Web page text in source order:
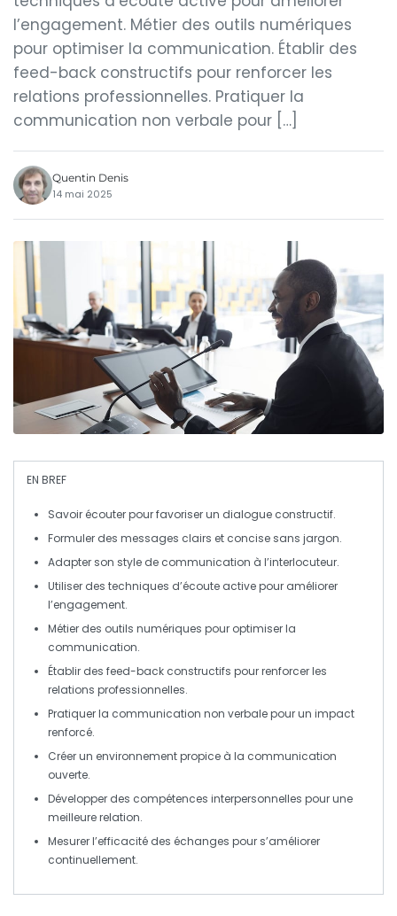
l’engagement. Métier des outils numériques
pour optimiser la communication. Établir des
feed-back constructifs pour renforcer les
relations professionnelles. Pratiquer la
communication non verbale pour […]
Quentin Denis
14 mai 2025
EN BREF
Savoir écouterpour favoriser un dialogue constructif.
Formuler des messages clairs et concise sans jargon.
Adapter son style de communication à l’interlocuteur.
Utiliser des techniques d’écoute activepour améliorer
l’engagement.
Métier des outils numériques pour optimiser la
communication.
Établir des feed-back constructifs pour renforcer les
relations professionnelles.
Pratiquer la communication non verbalepour un impact
renforcé.
Créer un environnement propice à la communication
ouverte.
Développer des compétences interpersonnelles pour une
meilleure relation.
Mesurer l’efficacité des échanges pour s’améliorer
continuellement.